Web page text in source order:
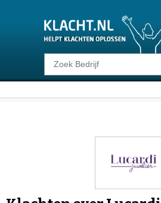
Klacht melden